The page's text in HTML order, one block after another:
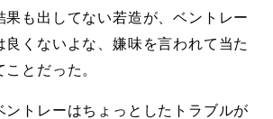
果も出してない若造が、ベントレー
良くないよな、嫌味を言われて当た
とだった。
ントレーはちょっとしたトラブルが